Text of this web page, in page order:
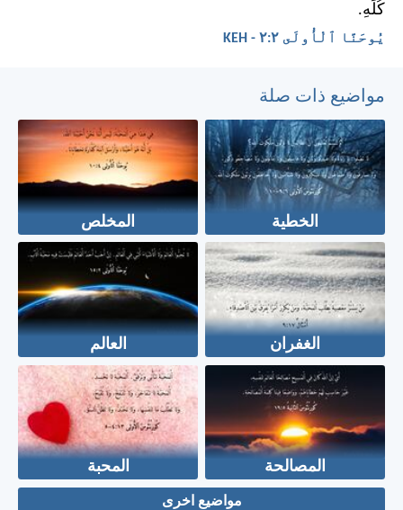
كُلِّهِ.
يُوحَنَّا ٱلْأُولَى ٢:‏٢ - KEH
مواضيع ذات صلة
الخطية المخلص
الغفران العالم
المصالحة المحبة
مواضيع اخرى